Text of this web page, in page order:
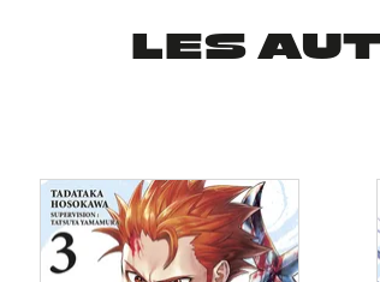
LES